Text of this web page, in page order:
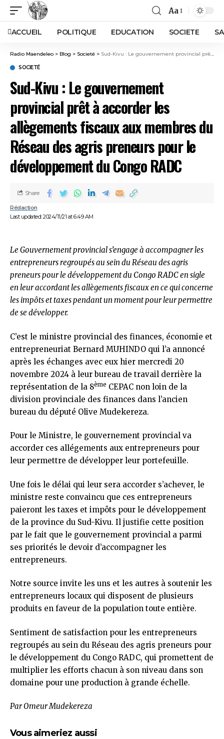
Aa
ACCUEIL POLITIQUE EDUCATION SOCIETE
Radio Maendeleo > Blog > Societé > Sud-Kivu : Le gouvernement provincial prêt à accorder les allègements fiscaux aux membres du Réseau des agris preneurs pour le développement du Congo RADC
SOCIETÉ
Sud-Kivu : Le gouvernement
provincial prêt à accorder les
allègements fiscaux aux membres du
Réseau des agris preneurs pour le
développement du Congo RADC
Last updated: 2024/11/21 at 6:49 AM
Rédaction
Share
Le Gouvernement provincial s’engage à accompagner les
entrepreneurs regroupés au sein du Réseau des agris
preneurs pour le développement du Congo RADC en sigle
en leur accordant les allègements fiscaux en ce qui concerne
les impôts et taxes pendant un moment pour leur permettre
de se développer.
C’est le ministre provincial des finances, économie et
entrepreneuriat Bernard MUHINDO qui l’a annoncé
après les échanges avec eux hier mercredi 20
novembre 2024 à leur bureau de travail derrière la
représentation de la 8ème CEPAC non loin de la
division provinciale des finances dans l’ancien
bureau du député Olive Mudekereza.
Pour le Ministre, le gouvernement provincial va
accorder ces allégements aux entrepreneurs pour
leur permettre de développer leur portefeuille.
Une fois le délai qui leur sera accorder s’achever, le
ministre reste convaincu que ces entrepreneurs
paieront les taxes et impôts pour le développement
de la province du Sud-Kivu. Il justifie cette position
par le fait que le gouvernement provincial a parmi
ses priorités le devoir d’accompagner les
entrepreneurs.
Notre source invite les uns et les autres à soutenir les
entrepreneurs locaux qui disposent de plusieurs
produits en faveur de la population toute entière.
Sentiment de satisfaction pour les entrepreneurs
regroupés au sein du Réseau des agris preneurs pour
le développement du Congo RADC, qui promettent de
multiplier les efforts chacun à son niveau dans son
domaine pour une production à grande échelle.
Par Omeur Mudekereza
Vous aimeriez aussi